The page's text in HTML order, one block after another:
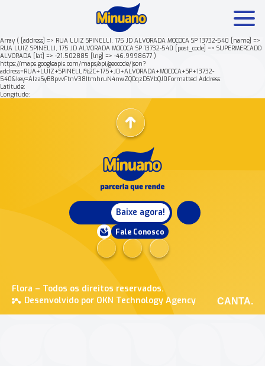
Array ( [address] => RUA LUIZ SPINELLI, 175 JD ALVORADA MOCOCA SP 13732-540 [name] =>
RUA LUIZ SPINELLI, 175 JD ALVORADA MOCOCA SP 13732-540 [post_code] => SUPERMERCADO
ALVORADA [lat] => -21.502885 [lng] => -46.9998677 )
https://maps.googleapis.com/maps/api/geocode/json?
address=RUA+LUIZ+SPINELLI%2C+175+JD+ALVORADA+MOCOCA+SP+13732-
540&key=AIzaSyB8pvvFtnV38ItmhruN4nwZQOqzDSYbQJ0Formatted Address:
Latitude:
Longitude:
Baixe agora!
Fale Conosco
Flora – Todos os direitos reservados.
Desenvolvido por OKN Technology Agency
CANTA.
Mais buscados: Produtos Minuano Rende +
Nossa história